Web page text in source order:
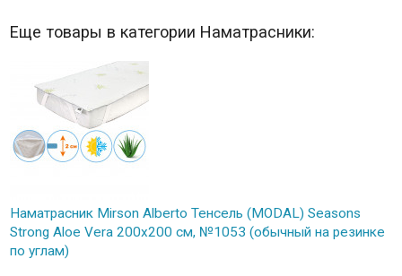
Еще товары в категории Наматрасники:
Наматрасник Mirson Alberto Тенсель (MODAL) Seasons
Strong Aloe Vera 200x200 см, №1053 (обычный на резинке
по углам)